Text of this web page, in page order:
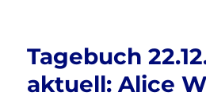
Tagebuch
aktuell: Alice